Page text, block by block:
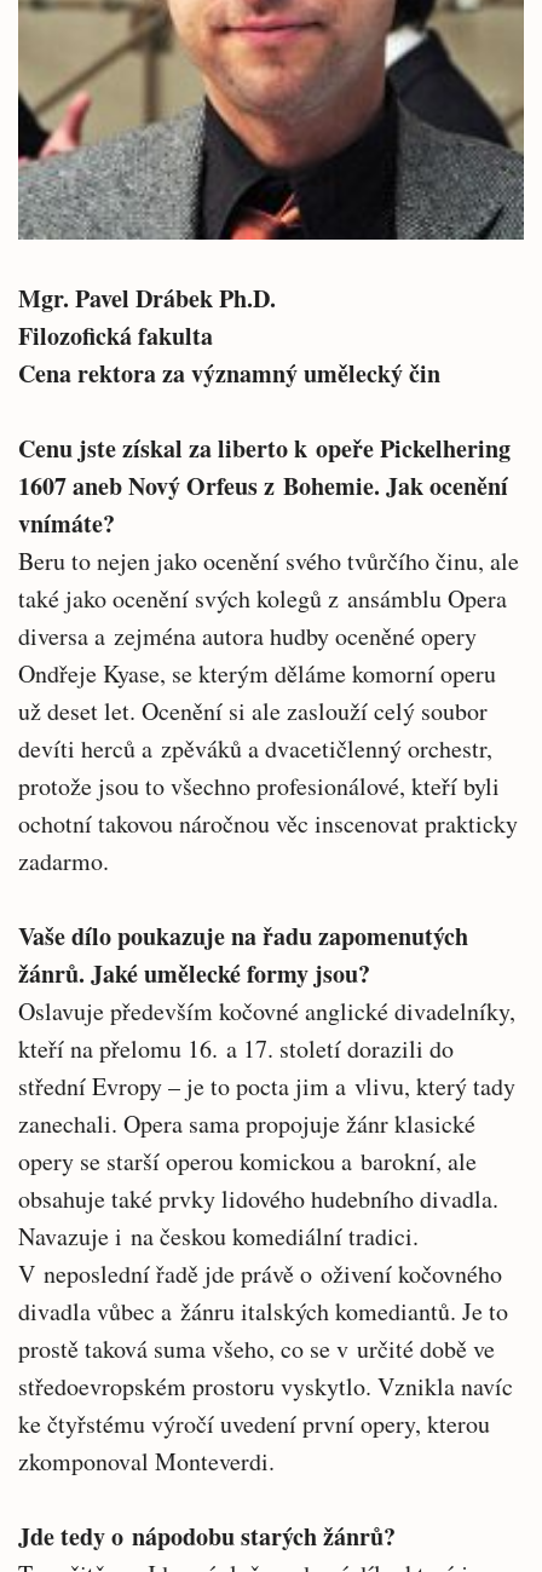
Mgr. Pavel Drábek Ph.D.
Filozofická fakulta
Cena rektora za významný umělecký čin
Cenu jste získal za liberto k opeře Pickelhering
1607 aneb Nový Orfeus z Bohemie. Jak ocenění
vnímáte?
Beru to nejen jako ocenění svého tvůrčího činu, ale
také jako ocenění svých kolegů z ansámblu Opera
diversa a zejména autora hudby oceněné opery
Ondřeje Kyase, se kterým děláme komorní operu
už deset let. Ocenění si ale zaslouží celý soubor
devíti herců a zpěváků a dvacetičlenný orchestr,
protože jsou to všechno profesionálové, kteří byli
ochotní takovou náročnou věc inscenovat prakticky
zadarmo.
Vaše dílo poukazuje na řadu zapomenutých
žánrů. Jaké umělecké formy jsou?
Oslavuje především kočovné anglické divadelníky,
kteří na přelomu 16. a 17. století dorazili do
střední Evropy – je to pocta jim a vlivu, který tady
zanechali. Opera sama propojuje žánr klasické
opery se starší operou komickou a barokní, ale
obsahuje také prvky lidového hudebního divadla.
Navazuje i na českou komediální tradici.
V neposlední řadě jde právě o oživení kočovného
divadla vůbec a žánru italských komediantů. Je to
prostě taková suma všeho, co se v určité době ve
středoevropském prostoru vyskytlo. Vznikla navíc
ke čtyřstému výročí uvedení první opery, kterou
zkomponoval Monteverdi.
Jde tedy o nápodobu starých žánrů?